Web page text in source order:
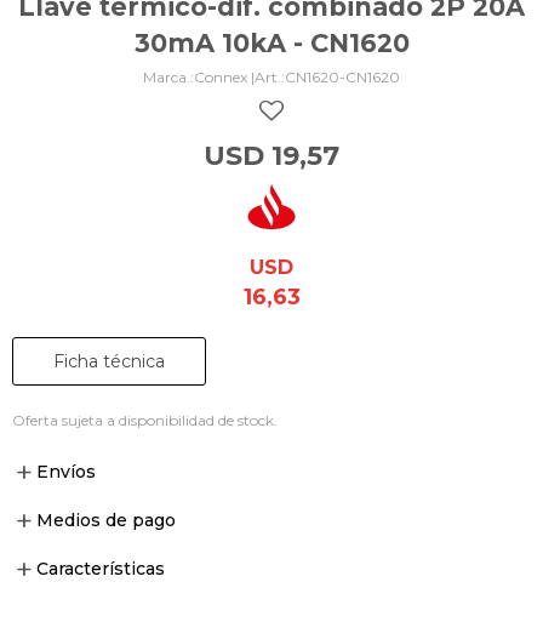
Llave térmico-dif. combinado 2P 20A
30mA 10kA - CN1620
Connex | CN1620-CN1620
USD 19,57
USD
16,63
Ficha técnica
Oferta sujeta a disponibilidad de stock.
Envíos
Medios de pago
Características